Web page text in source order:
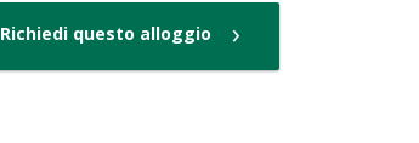
Richiedi questo alloggio ›